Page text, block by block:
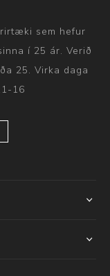
sem hefur
í 25 ár. Verið
25. Virka daga
16